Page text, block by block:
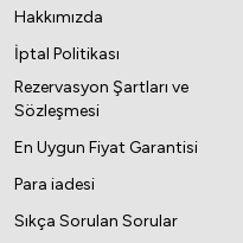
Hakkımızda
İptal Politikası
Rezervasyon Şartları ve
Sözleşmesi
En Uygun Fiyat Garantisi
Para iadesi
Sıkça Sorulan Sorular